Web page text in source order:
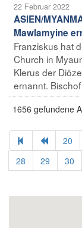
22 Februar 2022
ASIEN/
Mawlamyine
Franziskus hat
Church in
Klerus der
ernannt.
1656 gefundene
20
28
29 30